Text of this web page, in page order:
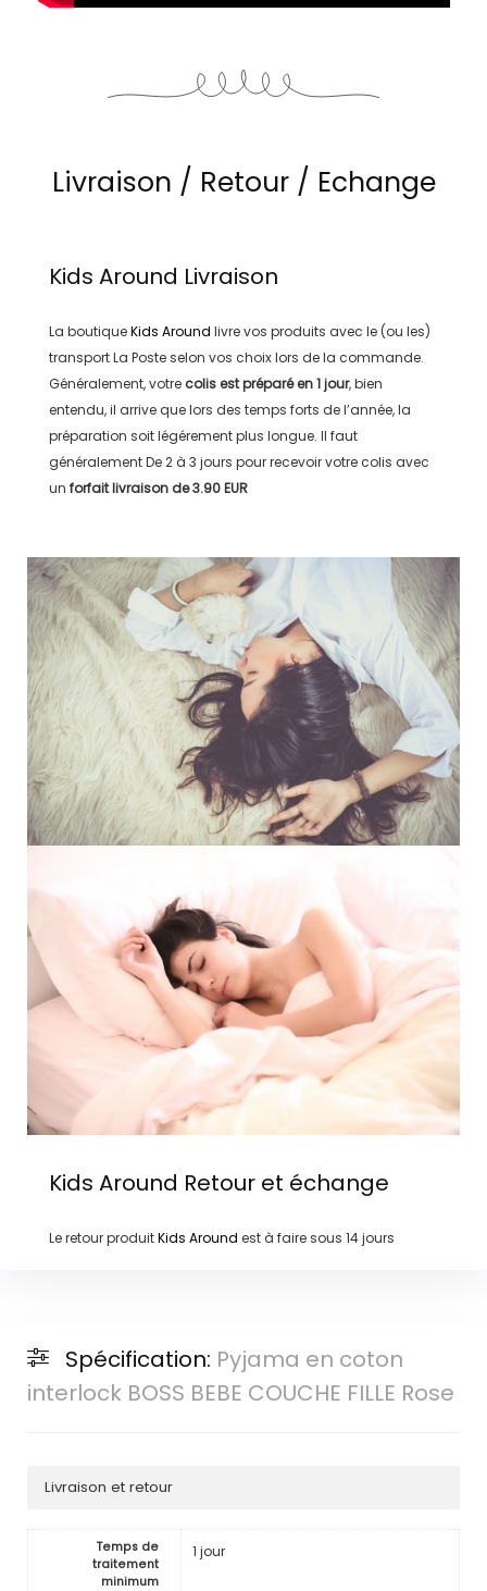
Livraison / Retour / Echange
Kids Around Livraison
La boutiqueKids Around livre vos produits avec le (ou les)
transportLa Posteselon vos choix lors de la commande.
Généralement, votre colis est préparé en1 jour, bien
entendu, il arrive que lors des temps forts de l’année, la
préparation soit légérement plus longue. Il faut
généralementDe 2 à 3 jours pour recevoir votre colis avec
un forfait livraison de3.90 EUR
Kids Around Retour et échange
Le retour produitKids Around est à faire sous 14 jours
Spécification: Pyjama en coton
interlock BOSS BEBE COUCHE FILLE Rose
Livraison et retour
Temps de
traitement
minimum
1 jour